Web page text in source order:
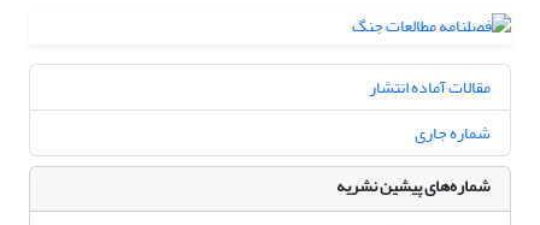
مقالات آماده انتشار
شماره جاری
شماره‌های پیشین نشریه